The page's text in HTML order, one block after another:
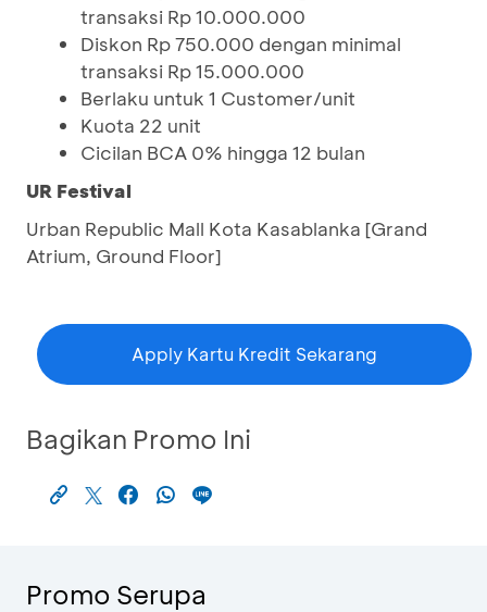
transaksi Rp 10.000.000
Diskon Rp 750.000 dengan minimal
transaksi Rp 15.000.000
Berlaku untuk 1 Customer/unit
Kuota 22 unit
Cicilan BCA 0% hingga 12 bulan
UR Festival
Urban Republic Mall Kota Kasablanka [Grand
Atrium, Ground Floor]
Apply Kartu Kredit Sekarang
Bagikan Promo Ini
Promo Serupa